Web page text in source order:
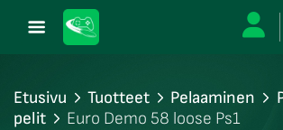
Etusivu Tuotteet Pelaaminen
pelit
Euro Demo 58 loose Ps1